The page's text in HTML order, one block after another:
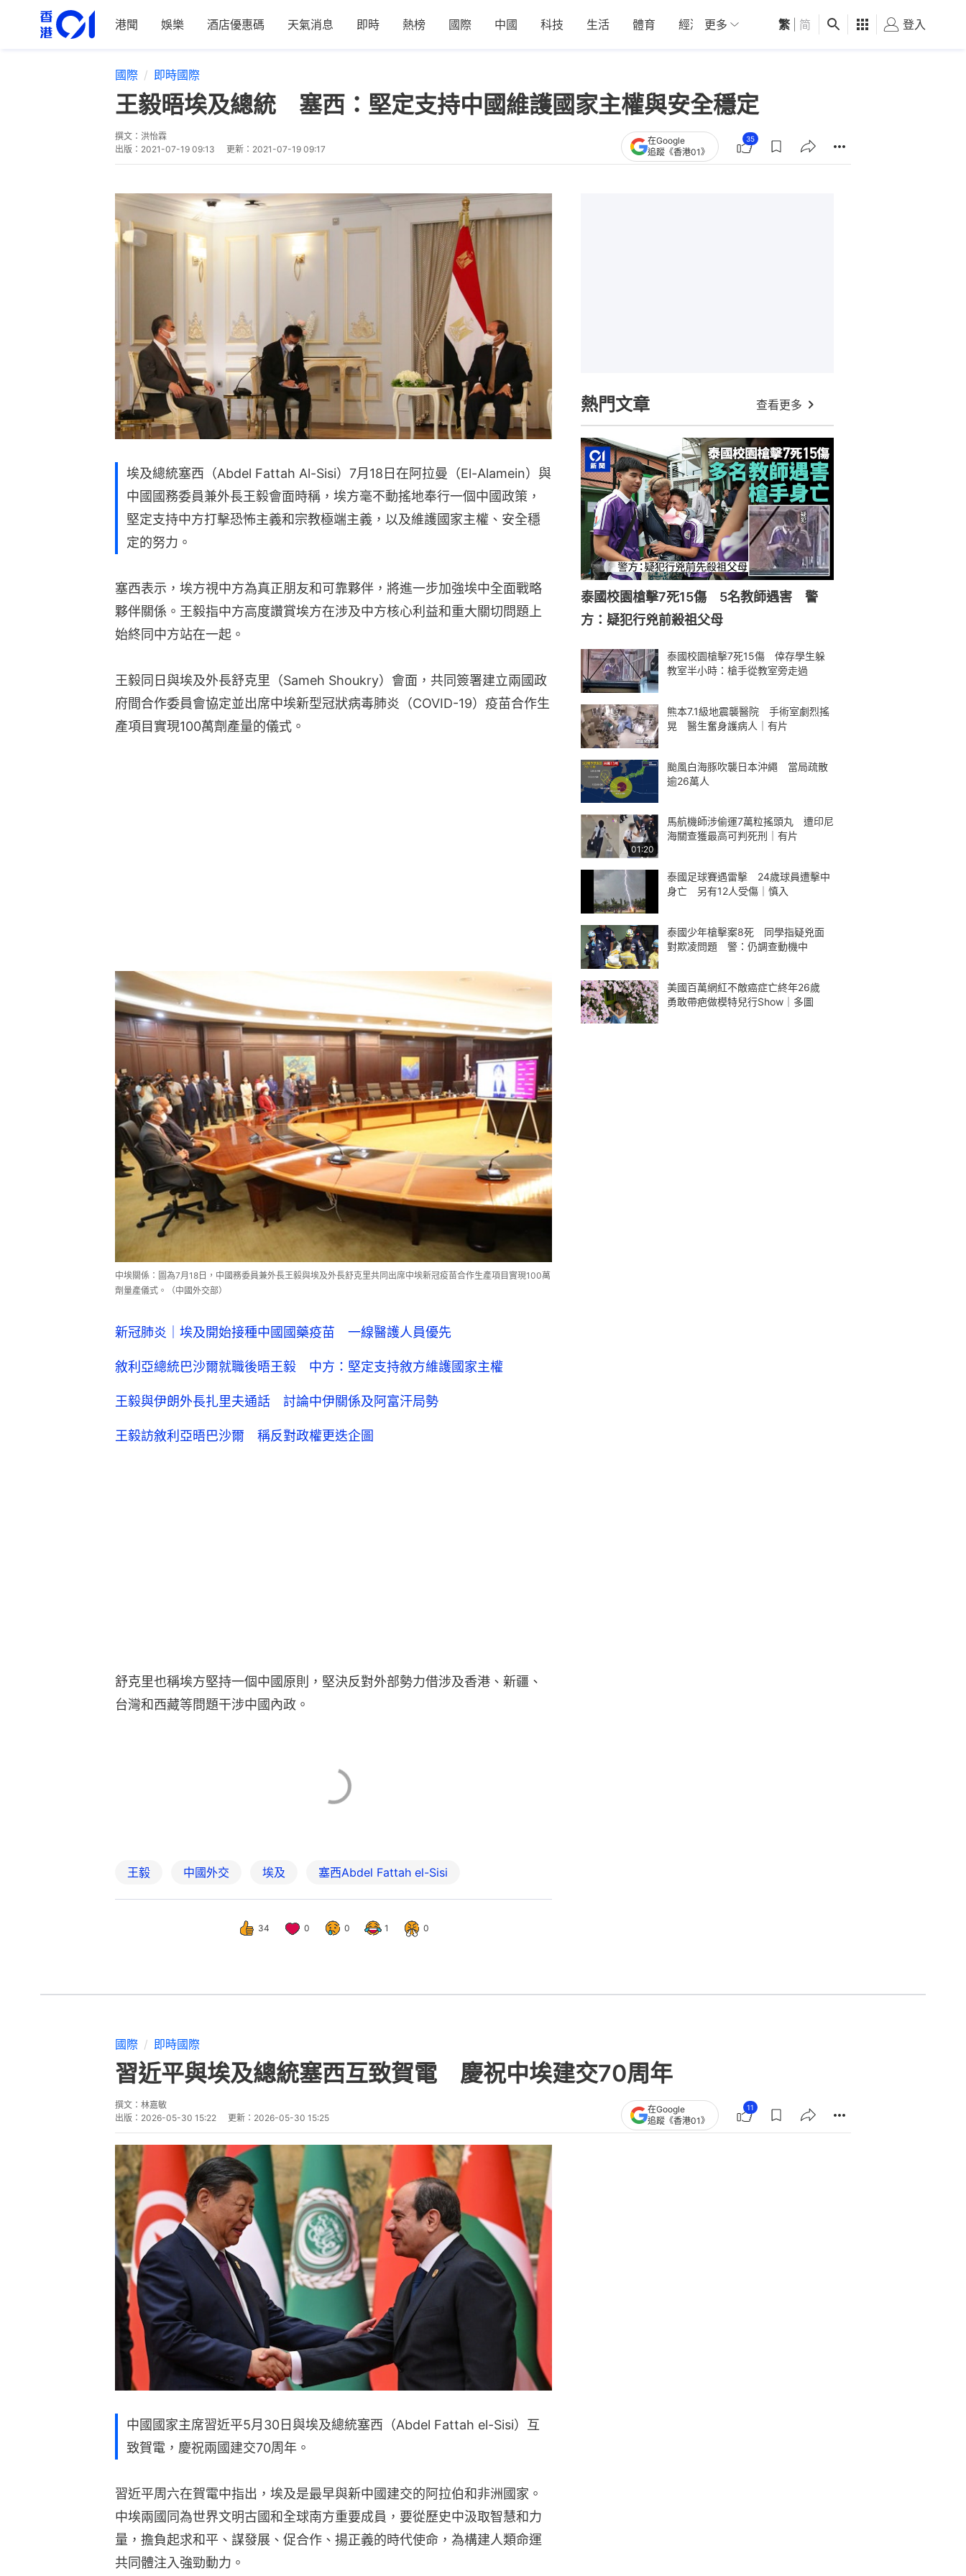
港聞 娛樂 酒店優惠碼 天氣消息 即時 熱榜 國際 中國 科技 生活 體育 經濟 01深圳 觀點 健康 好食玩飛
更多 繁 简 登入
國際 即時國際
王毅晤埃及總統 塞西：堅定支持中國維護國家主權與安全穩定
撰文： 洪怡霖
出版： 2021-07-19 09:13 更新： 2021-07-19 09:17
在Google
追蹤《香港01》
35
埃及總統塞西（Abdel Fattah Al-Sisi）7月18日在阿拉曼（El-Alamein）與
中國國務委員兼外長王毅會面時稱，埃方毫不動搖地奉行一個中國政策，
堅定支持中方打擊恐怖主義和宗教極端主義，以及維護國家主權、安全穩
定的努力。
塞西表示，埃方視中方為真正朋友和可靠夥伴，將進一步加強埃中全面戰略
夥伴關係。王毅指中方高度讚賞埃方在涉及中方核心利益和重大關切問題上
始終同中方站在一起。
王毅同日與埃及外長舒克里（Sameh Shoukry）會面，共同簽署建立兩國政
府間合作委員會協定並出席中埃新型冠狀病毒肺炎（COVID-19）疫苗合作生
產項目實現100萬劑產量的儀式。
中埃關係：圖為7月18日，中國務委員兼外長王毅與埃及外長舒克里共同出席中埃新冠疫苗合作生產項目實現100萬
劑量產儀式。（中國外交部）
新冠肺炎｜埃及開始接種中國國藥疫苗 一線醫護人員優先
敘利亞總統巴沙爾就職後晤王毅 中方：堅定支持敘方維護國家主權
王毅與伊朗外長扎里夫通話 討論中伊關係及阿富汗局勢
王毅訪敘利亞晤巴沙爾 稱反對政權更迭企圖
舒克里也稱埃方堅持一個中國原則，堅決反對外部勢力借涉及香港、新疆、
台灣和西藏等問題干涉中國內政。
王毅 中國外交 埃及 塞西Abdel Fattah el-Sisi
34 0 0 1 0
熱門文章 查看更多
泰國校園槍擊7死15傷 5名教師遇害 警
方：疑犯行兇前殺祖父母
泰國校園槍擊7死15傷 倖存學生躲
教室半小時：槍手從教室旁走過
熊本7.1級地震襲醫院 手術室劇烈搖
晃 醫生奮身護病人｜有片
颱風白海豚吹襲日本沖繩 當局疏散
逾26萬人
01:20
馬航機師涉偷運7萬粒搖頭丸 遭印尼
海關查獲最高可判死刑｜有片
泰國足球賽遇雷擊 24歲球員遭擊中
身亡 另有12人受傷｜慎入
泰國少年槍擊案8死 同學指疑兇面
對欺凌問題 警：仍調查動機中
美國百萬網紅不敵癌症亡終年26歲
勇敢帶疤做模特兒行Show｜多圖
國際 即時國際
習近平與埃及總統塞西互致賀電 慶祝中埃建交70周年
撰文： 林嘉敏
出版： 2026-05-30 15:22 更新： 2026-05-30 15:25
在Google
追蹤《香港01》
11
中國國家主席習近平5月30日與埃及總統塞西（Abdel Fattah el-Sisi）互
致賀電，慶祝兩國建交70周年。
習近平周六在賀電中指出，埃及是最早與新中國建交的阿拉伯和非洲國家。
中埃兩國同為世界文明古國和全球南方重要成員，要從歷史中汲取智慧和力
量，擔負起求和平、謀發展、促合作、揚正義的時代使命，為構建人類命運
共同體注入強勁動力。